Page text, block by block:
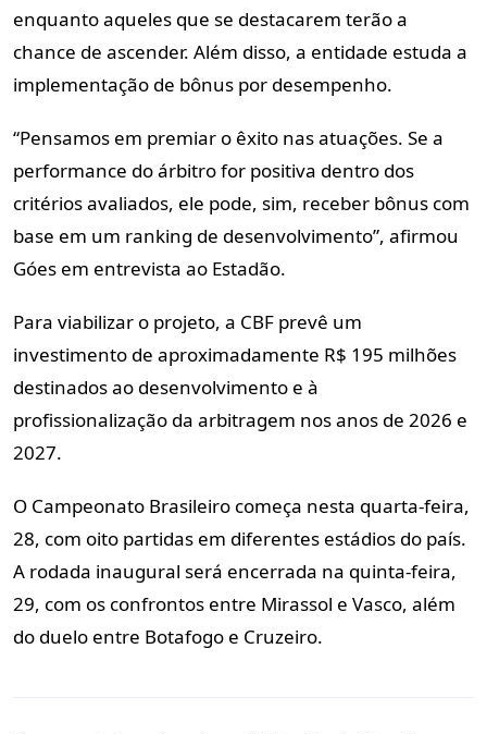
enquanto aqueles que se destacarem terão a
chance de ascender. Além disso, a entidade estuda a
implementação de bônus por desempenho.
“Pensamos em premiar o êxito nas atuações. Se a
performance do árbitro for positiva dentro dos
critérios avaliados, ele pode, sim, receber bônus com
base em um ranking de desenvolvimento”, afirmou
Góes em entrevista ao Estadão.
Para viabilizar o projeto, a CBF prevê um
investimento de aproximadamente R$ 195 milhões
destinados ao desenvolvimento e à
profissionalização da arbitragem nos anos de 2026 e
2027.
O Campeonato Brasileiro começa nesta quarta-feira,
28, com oito partidas em diferentes estádios do país.
A rodada inaugural será encerrada na quinta-feira,
29, com os confrontos entre Mirassol e Vasco, além
do duelo entre Botafogo e Cruzeiro.